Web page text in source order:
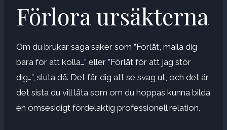
Förlora ursäkterna
Om du brukar säga saker som ”Förlåt, maila dig
bara för att kolla…” eller ”Förlåt för att jag stör
dig…”, sluta då. Det får dig att se svag ut, och det är
det sista du vill låta som om du hoppas kunna bilda
en ömsesidigt fördelaktig professionell relation.